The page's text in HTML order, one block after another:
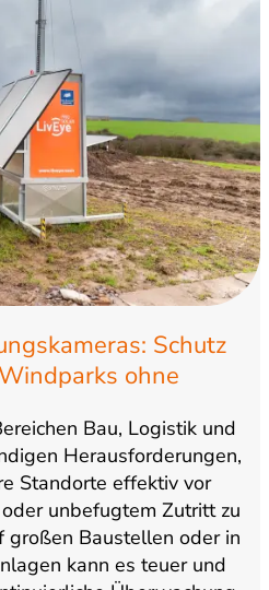
Schutz
ohne
Bau, Logistik und
Herausforderungen,
Standorte effektiv vor
unbefugtem Zutritt zu
großen Baustellen oder in
kann es teuer und